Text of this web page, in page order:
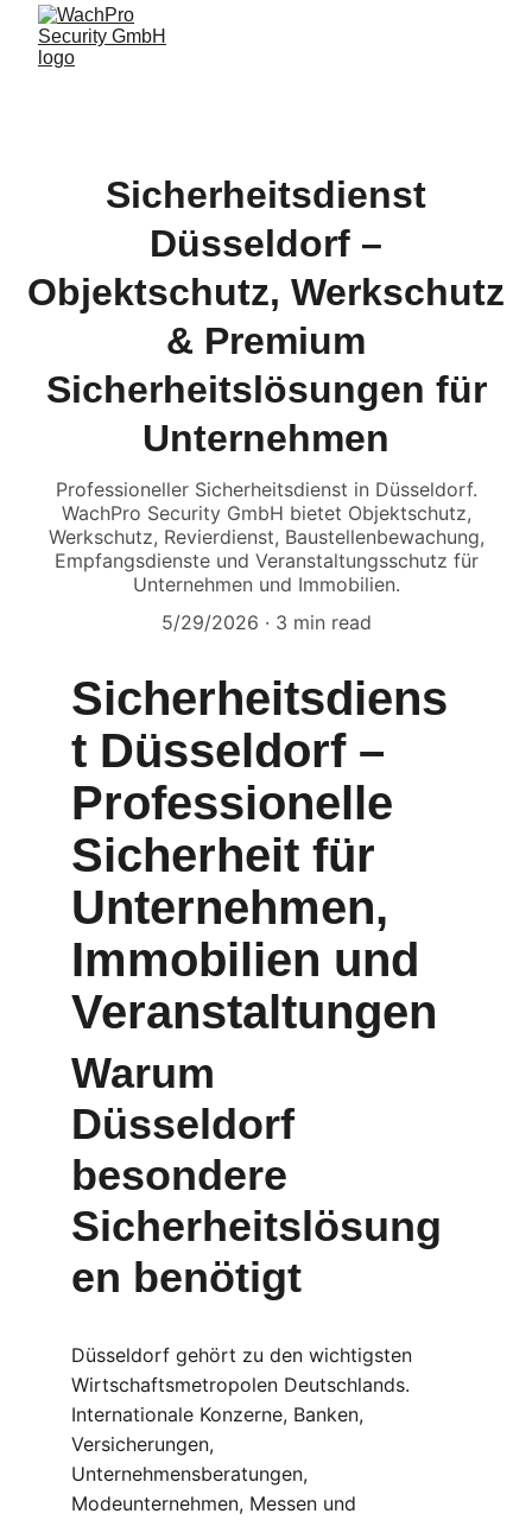
Sicherheitsdienst
Düsseldorf –
Objektschutz, Werkschutz
& Premium
Sicherheitslösungen für
Unternehmen
Professioneller Sicherheitsdienst in Düsseldorf.
WachPro Security GmbH bietet Objektschutz,
Werkschutz, Revierdienst, Baustellenbewachung,
Empfangsdienste und Veranstaltungsschutz für
Unternehmen und Immobilien.
5/29/2026
3 min read
Sicherheitsdiens
t Düsseldorf –
Professionelle
Sicherheit für
Unternehmen,
Immobilien und
Veranstaltungen
Warum
Düsseldorf
besondere
Sicherheitslösung
en benötigt
Düsseldorf gehört zu den wichtigsten
Wirtschaftsmetropolen Deutschlands.
Internationale Konzerne, Banken,
Versicherungen,
Unternehmensberatungen,
Modeunternehmen, Messen und